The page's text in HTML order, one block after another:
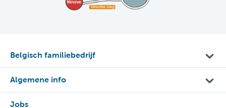
Belgisch familiebedrijf
Algemene info
Jobs